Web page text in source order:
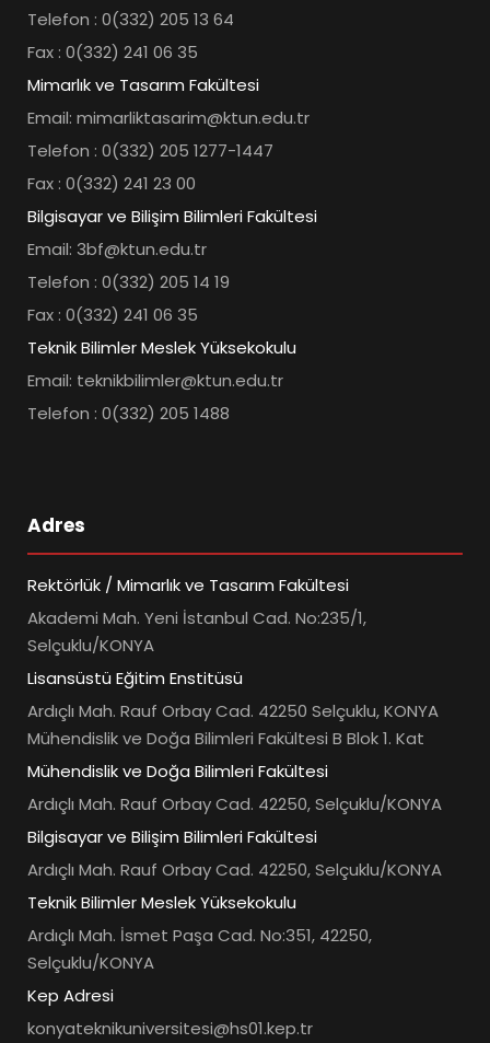
Telefon : 0(332) 205 13 64
Fax : 0(332) 241 06 35
Mimarlık ve Tasarım Fakültesi
Email: mimarliktasarim@ktun.edu.tr
Telefon : 0(332) 205 1277-1447
Fax : 0(332) 241 23 00
Bilgisayar ve Bilişim Bilimleri Fakültesi
Email: 3bf@ktun.edu.tr
Telefon : 0(332) 205 14 19
Fax : 0(332) 241 06 35
Teknik Bilimler Meslek Yüksekokulu
Email: teknikbilimler@ktun.edu.tr
Telefon : 0(332) 205 1488
Adres
Rektörlük / Mimarlık ve Tasarım Fakültesi
Akademi Mah. Yeni İstanbul Cad. No:235/1,
Selçuklu/KONYA
Lisansüstü Eğitim Enstitüsü
Ardıçlı Mah. Rauf Orbay Cad. 42250 Selçuklu, KONYA
Mühendislik ve Doğa Bilimleri Fakültesi B Blok 1. Kat
Mühendislik ve Doğa Bilimleri Fakültesi
Ardıçlı Mah. Rauf Orbay Cad. 42250, Selçuklu/KONYA
Bilgisayar ve Bilişim Bilimleri Fakültesi
Ardıçlı Mah. Rauf Orbay Cad. 42250, Selçuklu/KONYA
Teknik Bilimler Meslek Yüksekokulu
Ardıçlı Mah. İsmet Paşa Cad. No:351, 42250,
Selçuklu/KONYA
Kep Adresi
konyateknikuniversitesi@hs01.kep.tr